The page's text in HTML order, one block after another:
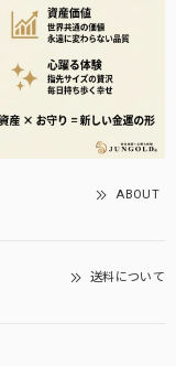
ABOUT
送料について